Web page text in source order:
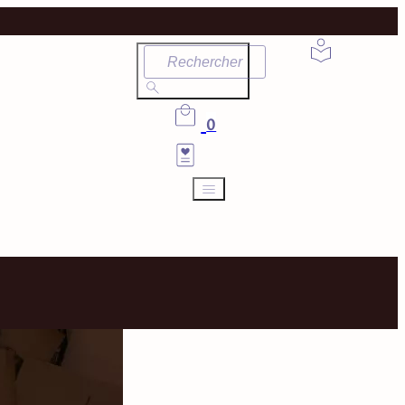
Rechercher
0